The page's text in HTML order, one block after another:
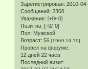
Зарегистрирован: 2010-
Сообщений: 2368
Уважение: [+0/-0]
Позитив: [+0/-0]
Пол: Мужской
Возраст: 56 [1969-10-19]
Провел на форуме:
12 дней 22 часа
Последний визит: